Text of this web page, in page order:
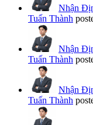
Nhận
Tuấn Thành
Nhận
Tuấn Thành
Nhận
Tuấn Thành